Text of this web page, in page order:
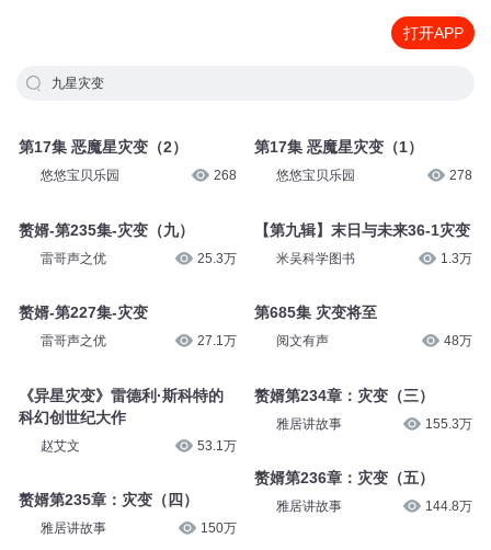
打开APP
九星灾变
第17集 恶魔星灾变（2）
悠悠宝贝乐园 268
赘婿-第235集-灾变（九）
雷哥声之优 25.3万
赘婿-第227集-灾变
雷哥声之优 27.1万
《异星灾变》雷德利·斯科特的
科幻创世纪大作
赵艾文 53.1万
赘婿第235章：灾变（四）
雅居讲故事 150万
第17集 恶魔星灾变（1）
悠悠宝贝乐园 278
【第九辑】末日与未来36-1灾变
米吴科学图书 1.3万
第685集 灾变将至
阅文有声 48万
赘婿第234章：灾变（三）
雅居讲故事 155.3万
赘婿第236章：灾变（五）
雅居讲故事 144.8万